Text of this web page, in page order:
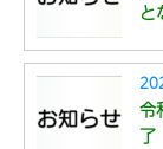
と
令
了